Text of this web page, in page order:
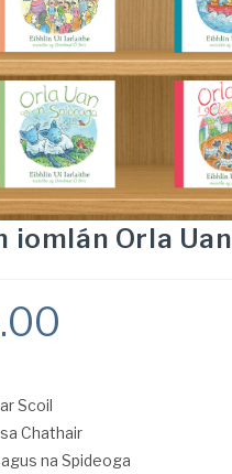
iomlán Orla Uan
Scoil
Chathair
na Spideoga